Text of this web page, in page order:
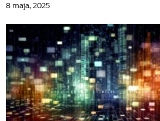
8 maja, 2025